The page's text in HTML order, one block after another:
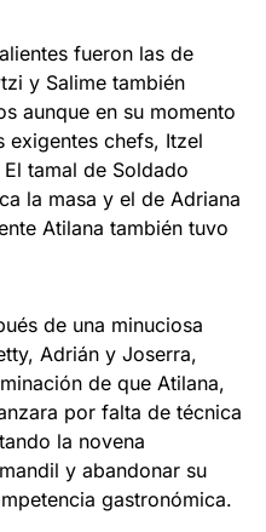
fueron las de
y Salime también
aunque en su momento
exigentes chefs, Itzel
tamal de Soldado
la masa y el de Adriana
Atilana también tuvo
de una minuciosa
Adrián y Joserra,
de que Atilana,
por falta de técnica
la novena
y abandonar su
gastronómica.